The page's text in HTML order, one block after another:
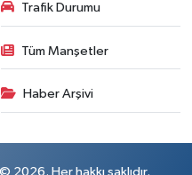
Trafik Durumu
Tüm Manşetler
Haber Arşivi
2026. Her hakkı saklıdır.